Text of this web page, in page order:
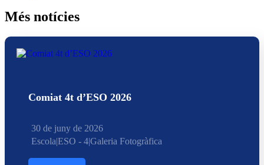
Més notícies
Comiat 4t d’ESO 2026
30 de juny de 2026
Escola|ESO - 4|Galeria Fotogràfica